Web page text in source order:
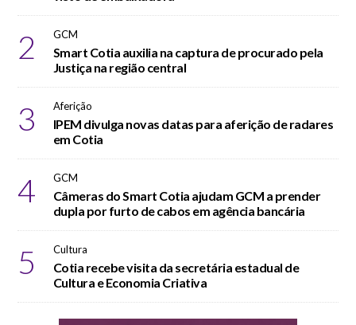
2 GCM
Smart Cotia auxilia na captura de procurado pela
Justiça na região central
3 Aferição
IPEM divulga novas datas para aferição de radares
em Cotia
4 GCM
Câmeras do Smart Cotia ajudam GCM a prender
dupla por furto de cabos em agência bancária
5 Cultura
Cotia recebe visita da secretária estadual de
Cultura e Economia Criativa